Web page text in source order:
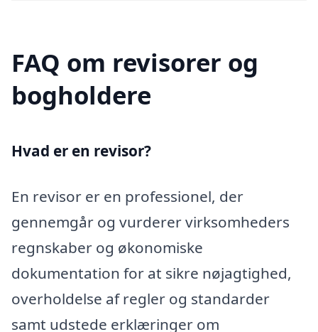
FAQ om revisorer og
bogholdere
Hvad er en revisor?
En revisor er en professionel, der
gennemgår og vurderer virksomheders
regnskaber og økonomiske
dokumentation for at sikre nøjagtighed,
overholdelse af regler og standarder
samt udstede erklæringer om